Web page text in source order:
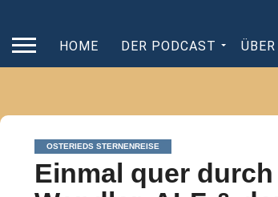
HOME DER PODCAST
OSTERIEDS STERNENREISE
Einmal quer